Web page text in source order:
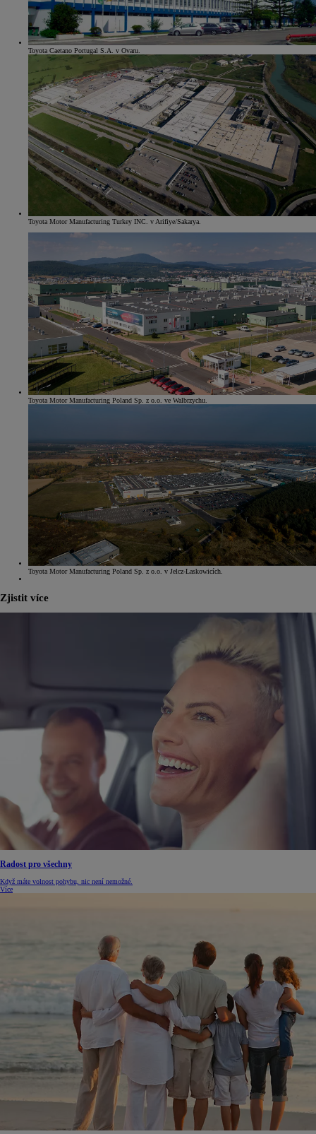
Toyota Caetano Portugal S.A. v Ovaru.
Toyota Motor Manufacturing Turkey INC. v Arifiye/Sakarya.
Toyota Motor Manufacturing Poland Sp. z o.o. ve Walbrzychu.
Toyota Motor Manufacturing Poland Sp. z o.o. v Jelcz-Laskowicích.
Zjistit více
Radost pro všechny
Když máte volnost pohybu, nic není nemožné.
Více